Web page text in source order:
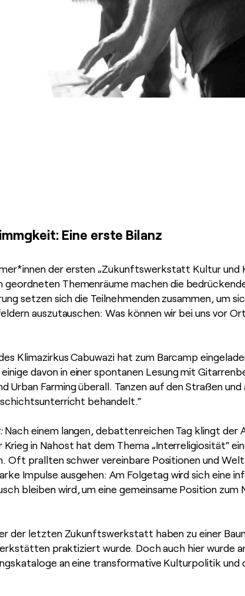
Eine erste Bilanz
der ersten „Zukunftswerkstatt Kultur und
geordneten Themenräume machen die
setzen sich die Teilnehmenden zusammen, um
auszutauschen: Was können wir bei uns vor
Klimazirkus Cabuwazi hat zum Barcamp
davon in einer spontanen Lesung mit
Farming überall. Tanzen auf den Straßen
behandelt.“
Nach einem langen, debattenreichen Tag klingt der
in Nahost hat dem Thema „Interreligiosität“
Oft prallten schwer vereinbare Positionen und
Impulse ausgehen: Am Folgetag wird sich eine
bleiben wird, um eine gemeinsame Position
der letzten Zukunftswerkstatt haben zu einer
praktiziert wurde. Doch auch hier wurde
an eine transformative Kulturpolitik und